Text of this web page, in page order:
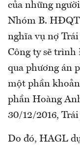
của những
Nhóm B. HĐQT
nghĩa vụ nợ
Công ty sẽ
qua phương án
một phần
phần Hoàng
30/12/2016,
Do đó, HAGL